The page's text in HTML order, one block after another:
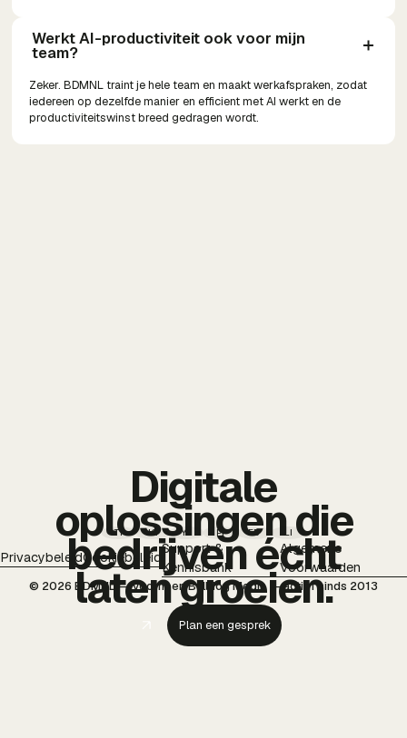
Werkt AI-productiviteit ook voor mijn
team?
Zeker. BDMNL traint je hele team en maakt werkafspraken, zodat
iedereen op dezelfde manier en efficient met AI werkt en de
productiviteitswinst breed gedragen wordt.
TT IG YT PI FB LI
PrivacybeleidCookiebeleid
Support &
Kennisbank
Algemene
Voorwaarden
© 2026 BDMNL — voorheen Bulldog Media — actief sinds 2013
Digitale
oplossingen die
bedrijven écht
laten groeien.
Plan een gesprek